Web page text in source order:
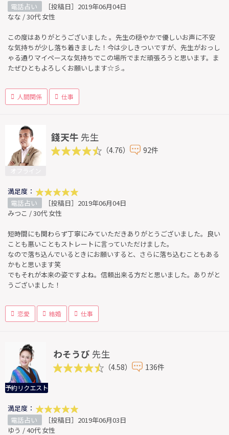
電話占い
［投稿日］2019年06月04日
なな / 30代 女性
この度はありがとうございました 。先生の穏やかで優しいお声に不安
な気持ちが少し落ち着きました！今は少しきついですが、先生がおっし
ゃる通りマイペースな気持ちでこの場所でまだ頑張ろうと思います。ま
たぜひともよろしくお願いします☆彡.。
人間関係 仕事
錢天牛 先生
（4.76） 92件
満足度：
電話占い
［投稿日］2019年06月04日
みつこ / 30代 女性
短時間にも関わらず丁寧にみていただきありがとうございました。良い
ことも悪いこともストレートに言っていただけました。
なので落ち込んでいるときにお願いすると、さらに落ち込むこともある
かもと思います笑
でもそれが本来の姿ですよね。信頼出来る方だと思いました。ありがと
うございました！
恋愛 結婚 仕事
予約リクエスト
わそうび 先生
（4.58） 136件
満足度：
電話占い
［投稿日］2019年06月03日
ゆう / 40代 女性